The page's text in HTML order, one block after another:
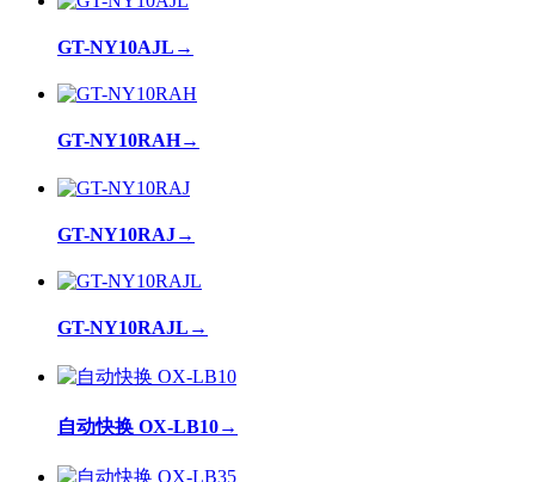
GT-NY10AJL →
GT-NY10RAH→
GT-NY10RAJ→
GT-NY10RAJL →
自动快换 OX-LB10→